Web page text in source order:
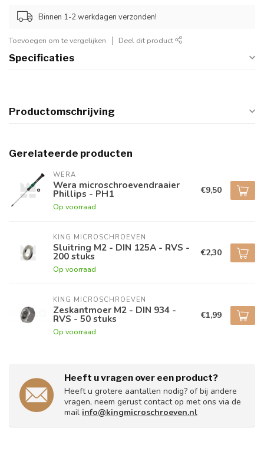
Binnen 1-2 werkdagen verzonden!
Toevoegen om te vergelijken Deel dit product
Specificaties
Productomschrijving
Gerelateerde producten
WERA
Wera microschroevendraaier
Phillips - PH1
Op voorraad
€9,50
KING MICROSCHROEVEN
Sluitring M2 - DIN 125A - RVS -
200 stuks
Op voorraad
€2,30
KING MICROSCHROEVEN
Zeskantmoer M2 - DIN 934 -
RVS - 50 stuks
Op voorraad
€1,99
Heeft u vragen over een product?
Heeft u grotere aantallen nodig? of bij andere
vragen, neem gerust contact op met ons via de
mail info@kingmicroschroeven.nl